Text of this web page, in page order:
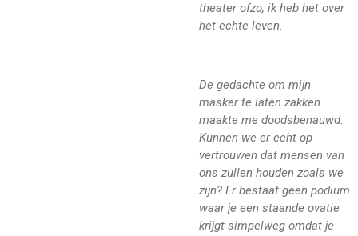
theater ofzo, ik heb het over
het echte leven.
De gedachte om mijn
masker te laten zakken
maakte me doodsbenauwd.
Kunnen we er echt op
vertrouwen dat mensen van
ons zullen houden zoals we
zijn? Er bestaat geen podium
waar je een staande ovatie
krijgt simpelweg omdat je